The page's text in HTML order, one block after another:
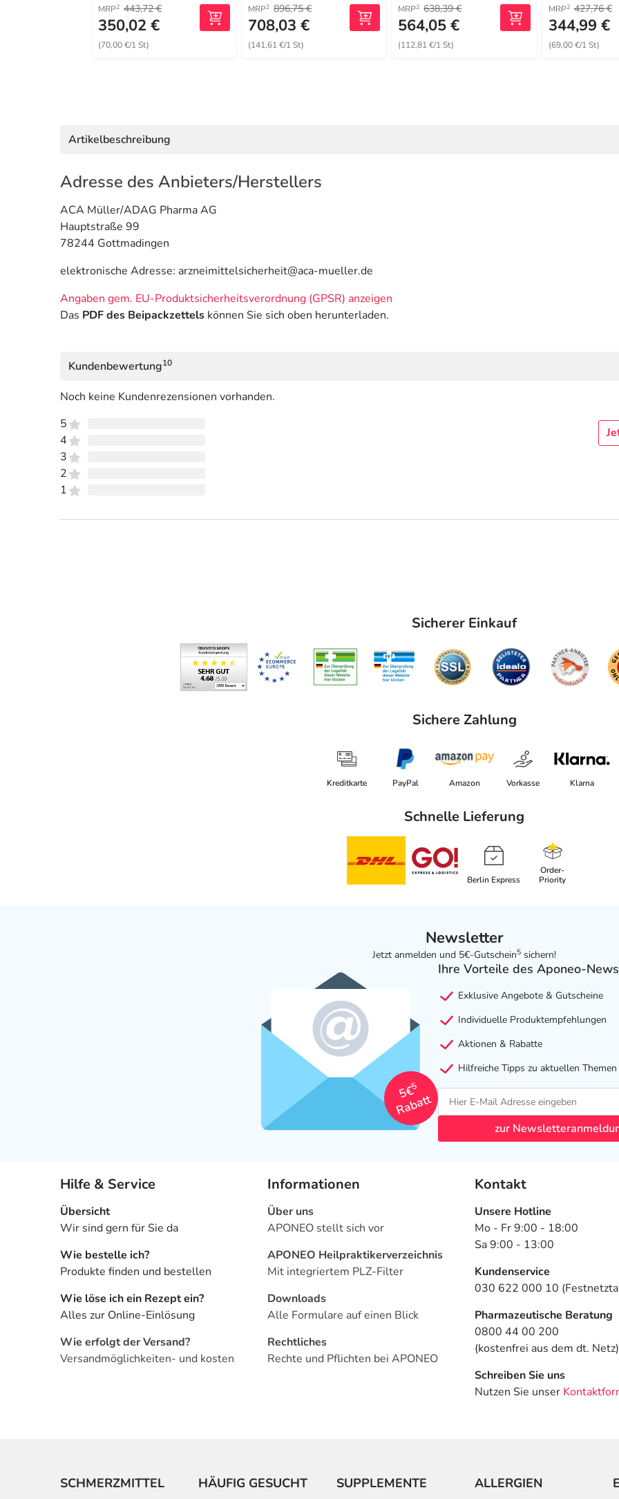
MRP2 443,72 €
350,02 €
(70,00 €/1 St)
MRP2 896,75 €
708,03 €
(141,61 €/1 St)
MRP2 638,39 €
564,05 €
(112,81 €/1 St)
MRP2 427,76 €
344,99 €
(69,00 €/1 St)
Artikelbeschreibung
Adresse des Anbieters/Herstellers
ACA Müller/ADAG Pharma AG
Hauptstraße 99
78244 Gottmadingen
elektronische Adresse: arzneimittelsicherheit@aca-mueller.de
Angaben gem. EU-Produktsicherheitsverordnung (GPSR) anzeigen
Das PDF des Beipackzettels können Sie sich oben herunterladen.
Kundenbewertung10
Noch keine Kundenrezensionen vorhanden.
5
4
3
2
1
Sicherer Einkauf
Sichere Zahlung
Kreditkarte PayPal Amazon Vorkasse Klarna
Schnelle Lieferung
Berlin Express
Order-
Priority
Newsletter
Jetzt anmelden und 5€-Gutschein5 sichern!
5€
5
Rabatt
Ihre Vorteile des Aponeo-
Exklusive Angebote & Gutscheine
Individuelle Produktempfehlungen
Aktionen & Rabatte
Hilfreiche Tipps zu aktuellen Themen
zur
Hilfe & Service
Übersicht
Wir sind gern für Sie da
Wie bestelle ich?
Produkte finden und bestellen
Wie löse ich ein Rezept ein?
Alles zur Online-Einlösung
Wie erfolgt der Versand?
Versandmöglichkeiten- und kosten
Informationen
Über uns
APONEO stellt sich vor
APONEO Heilpraktikerverzeichnis
Mit integriertem PLZ-Filter
Downloads
Alle Formulare auf einen Blick
Rechtliches
Rechte und Pflichten bei APONEO
Kontakt
Unsere Hotline
Mo - Fr 9:00 - 18:00
Sa 9:00 - 13:00
Kundenservice
030 622 000 10
Pharmazeutische Beratung
0800 44 00 200
(kostenfrei aus dem dt. Netz)
Schreiben Sie uns
Nutzen Sie unser
SCHMERZMITTEL HÄUFIG GESUCHT SUPPLEMENTE ALLERGIEN